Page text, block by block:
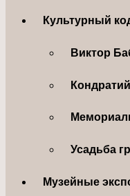
Культурный
Виктор
Усадьба
Музейные